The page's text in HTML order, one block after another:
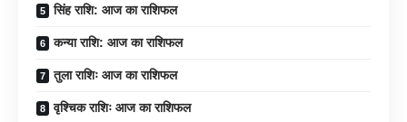
सिंह राशि: आज का राशिफल
कन्या राशि: आज का राशिफल
तुला राशिः आज का राशिफल
वृश्चिक राशिः आज का राशिफल